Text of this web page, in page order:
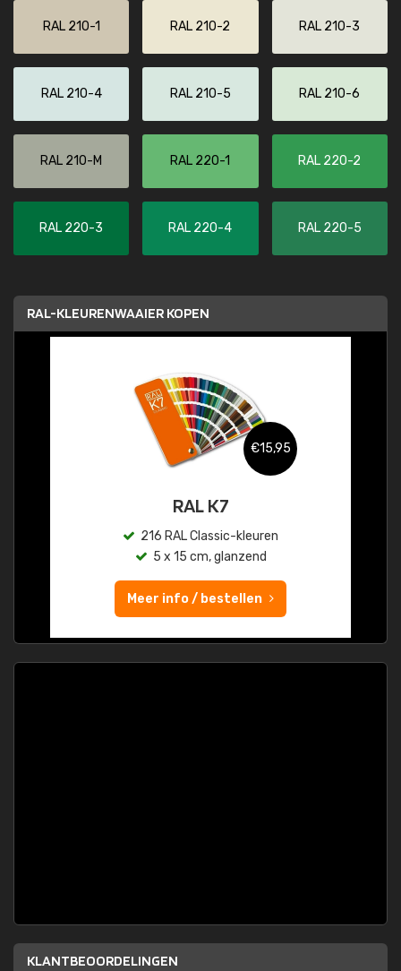
RAL 210-1 RAL 210-2 RAL 210-3
RAL 210-4 RAL 210-5 RAL 210-6
RAL 210-M RAL 220-1 RAL 220-2
RAL 220-3 RAL 220-4 RAL 220-5
RAL-KLEURENWAAIER KOPEN
€15,95
RAL K7
216 RAL Classic-kleuren
5 x 15 cm, glanzend
Meer info / bestellen
KLANTBEOORDELINGEN